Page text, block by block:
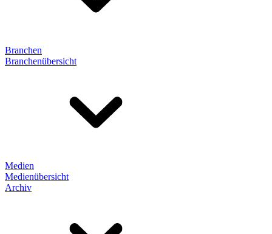
Branchen
Branchenübersicht
Medien
Medienübersicht
Archiv